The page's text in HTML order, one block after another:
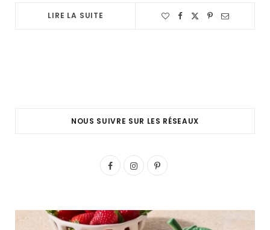
LIRE LA SUITE
NOUS SUIVRE SUR LES RÉSEAUX
F
e
I
t
P
t